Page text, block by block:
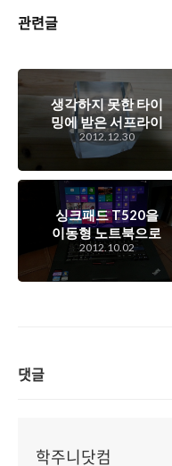
관련글
생각하지 못한 타이
밍에 받은 서프라이
즈 선물. 티스토리
우수블로그 기념 선
물.
2012.12.30
싱크패드 T520을
이동형 노트북으로
갖고 다니는 엄청난
상황을...
2012.10.02
댓글
학주니닷컴